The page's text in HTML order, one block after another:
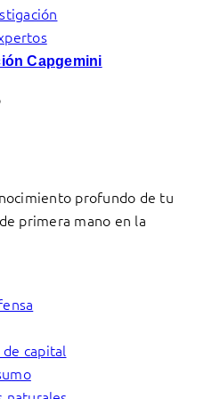
Capgemini
profundo de tu
primera mano en la
de capital